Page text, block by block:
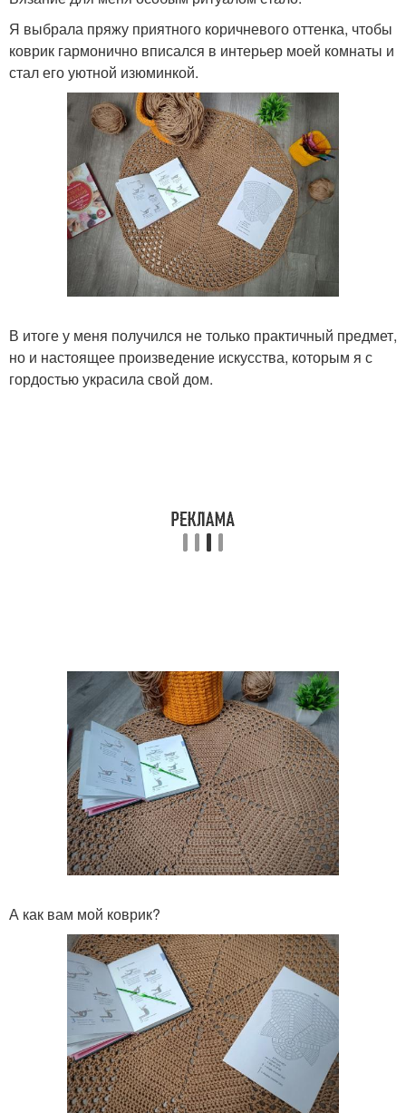
Я выбрала пряжу приятного коричневого оттенка, чтобы
коврик гармонично вписался в интерьер моей комнаты и
стал его уютной изюминкой.
В итоге у меня получился не только практичный предмет,
но и настоящее произведение искусства, которым я с
гордостью украсила свой дом.
А как вам мой коврик?